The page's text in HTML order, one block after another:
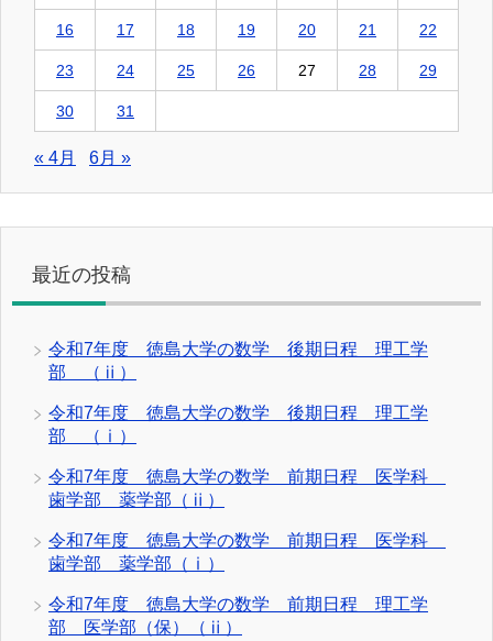
16 17 18 19 20 21 22
23 24 25 26 27 28 29
30 31
« 4月 6月 »
最近の投稿
令和7年度 徳島大学の数学 後期日程 理工学
部 （ⅱ）
令和7年度 徳島大学の数学 後期日程 理工学
部 （ⅰ）
令和7年度 徳島大学の数学 前期日程 医学科
歯学部 薬学部（ⅱ）
令和7年度 徳島大学の数学 前期日程 医学科
歯学部 薬学部（ⅰ）
令和7年度 徳島大学の数学 前期日程 理工学
部 医学部（保）（ⅱ）